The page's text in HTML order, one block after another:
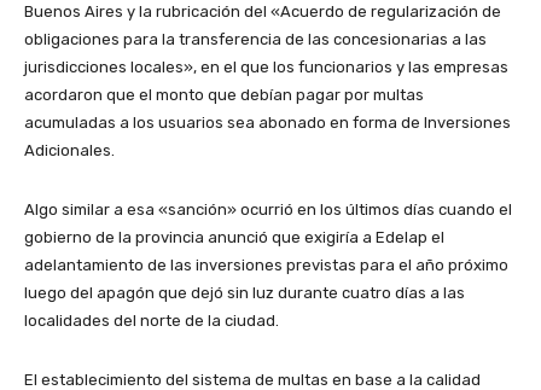
Buenos Aires y la rubricación del «Acuerdo de regularización de
obligaciones para la transferencia de las concesionarias a las
jurisdicciones locales», en el que los funcionarios y las empresas
acordaron que el monto que debían pagar por multas
acumuladas a los usuarios sea abonado en forma de Inversiones
Adicionales.
Algo similar a esa «sanción» ocurrió en los últimos días cuando el
gobierno de la provincia anunció que exigiría a Edelap el
adelantamiento de las inversiones previstas para el año próximo
luego del apagón que dejó sin luz durante cuatro días a las
localidades del norte de la ciudad.
El establecimiento del sistema de multas en base a la calidad